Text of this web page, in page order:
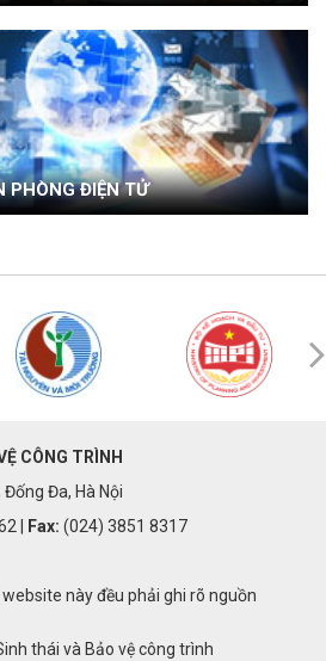
PHÒNG ĐIỆN TỬ
CÔNG TRÌNH
Đa, Hà Nội
| Fax: (024) 3851 8317
này đều phải ghi rõ nguồn
thái và Bảo vệ công trình